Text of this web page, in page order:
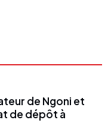
de Ngoni et
de dépôt à